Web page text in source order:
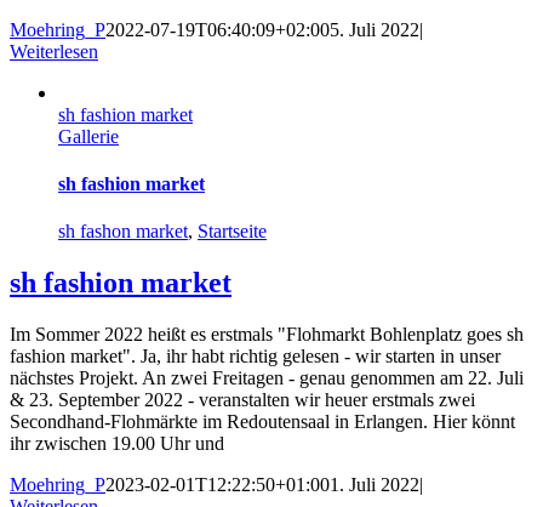
Moehring_P2022-07-19T06:40:09+02:005. Juli 2022|
Weiterlesen
sh fashion market
Gallerie
sh fashion market
sh fashon market, Startseite
sh fashion market
Im Sommer 2022 heißt es erstmals "Flohmarkt Bohlenplatz goes sh
fashion market". Ja, ihr habt richtig gelesen - wir starten in unser
nächstes Projekt. An zwei Freitagen - genau genommen am 22. Juli
& 23. September 2022 - veranstalten wir heuer erstmals zwei
Secondhand-Flohmärkte im Redoutensaal in Erlangen. Hier könnt
ihr zwischen 19.00 Uhr und
Moehring_P2023-02-01T12:22:50+01:001. Juli 2022|